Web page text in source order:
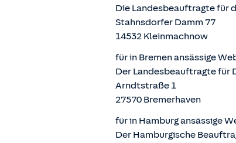
Die Landesbeauftragte für
Stahnsdorfer Damm 77
14532 Kleinmachnow
für in Bremen ansässige
Der Landesbeauftragte
Arndtstraße 1
27570 Bremerhaven
für in Hamburg ansässige
Der Hamburgische